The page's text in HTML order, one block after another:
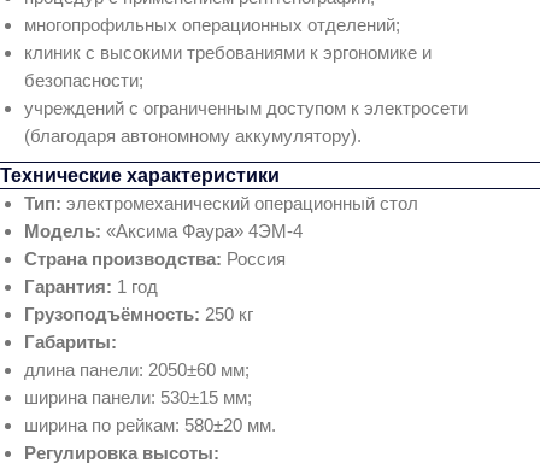
многопрофильных операционных отделений;
клиник с высокими требованиями к эргономике и
безопасности;
учреждений с ограниченным доступом к электросети
(благодаря автономному аккумулятору).
Технические характеристики
Тип: электромеханический операционный стол
Модель: «Аксима Фаура» 4ЭМ‑4
Страна производства: Россия
Гарантия: 1 год
Грузоподъёмность: 250 кг
Габариты:
длина панели: 2050±60 мм;
ширина панели: 530±15 мм;
ширина по рейкам: 580±20 мм.
Регулировка высоты: